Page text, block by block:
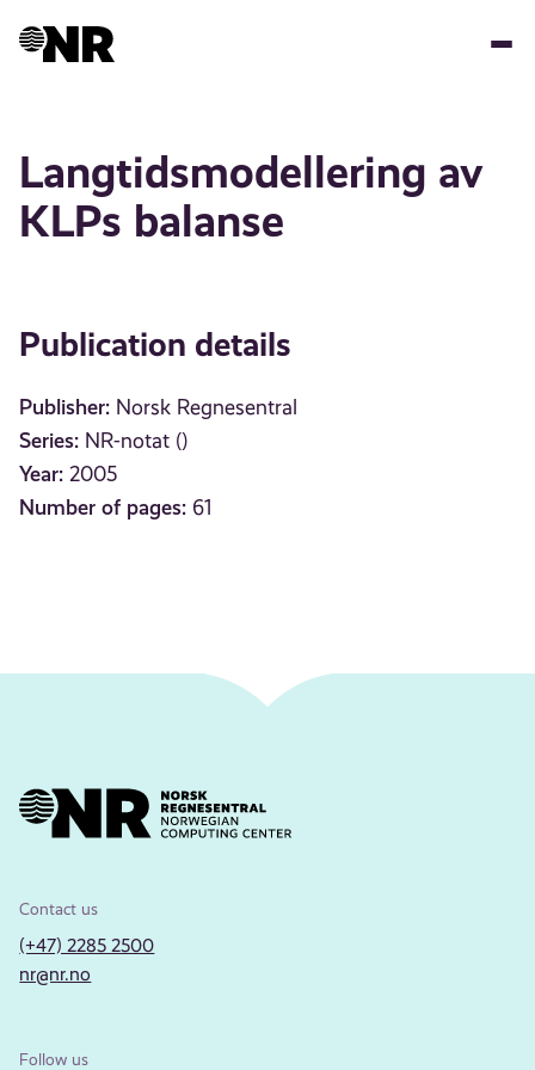
Langtidsmodellering av
KLPs balanse
Publication details
Publisher: Norsk Regnesentral
Series: NR-notat ()
Year: 2005
Number of pages: 61
Contact us
(+47) 2285 2500
nr@nr.no
Follow us